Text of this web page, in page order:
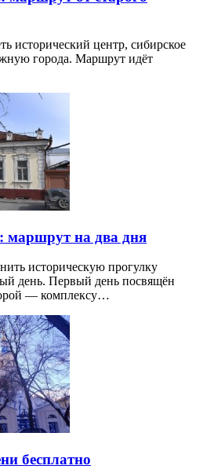
исторический центр, сибирское
города. Маршрут идёт
на два дня
историческую прогулку
день. Первый день посвящён
— комплексу…
бесплатно